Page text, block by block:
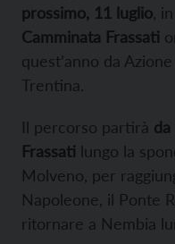
prossimo, 11 luglio ,
Camminata Frassati
quest’anno da
Trentina.
Il percorso partirà
Frassati lungo la
Molveno, per
Napoleone, il Ponte
ritornare a Nembia